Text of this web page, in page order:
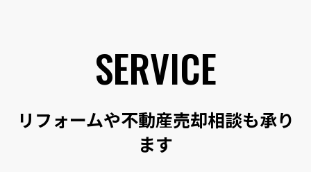
SERVICE
リフォームや不動産売却相談も承り
ます